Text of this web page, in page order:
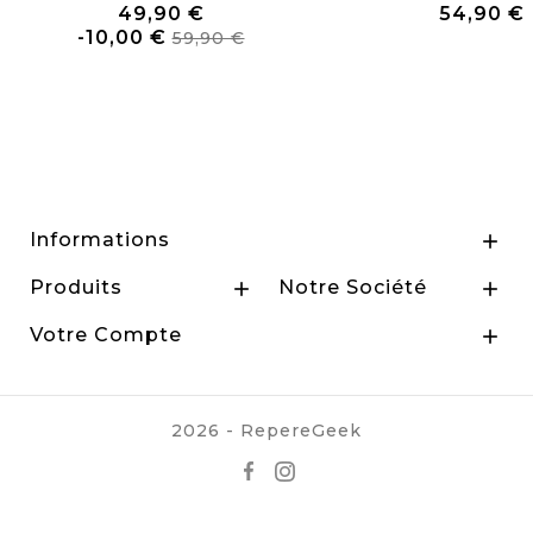
49,90 €
Prix
-10,00 € 59,90 €Prix
54,90 €
Informations 
Produits  Notre Société 
Votre Compte 
2026 - RepereGeek